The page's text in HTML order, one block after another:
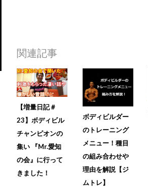
関連記事
【増量日記＃
23】ボディビル
チャンピオンの
集い 『Mr.愛知
の会』に行って
きました！
ボディビルダー
のトレーニング
メニュー！種目
の組み合わせや
理由を解説【ジ
ムトレ】